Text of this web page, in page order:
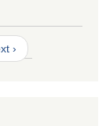
›